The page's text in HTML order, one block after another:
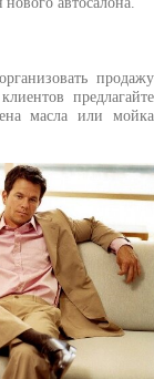
продажу
предлагайте
масла или мойка